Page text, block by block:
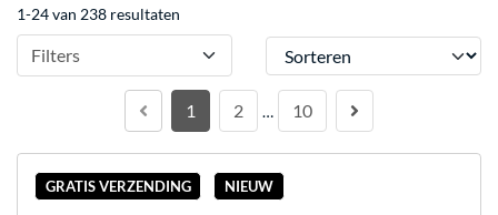
1-24 van 238 resultaten
Filters Sorteren
1 2 … 10
GRATIS VERZENDING NIEUW